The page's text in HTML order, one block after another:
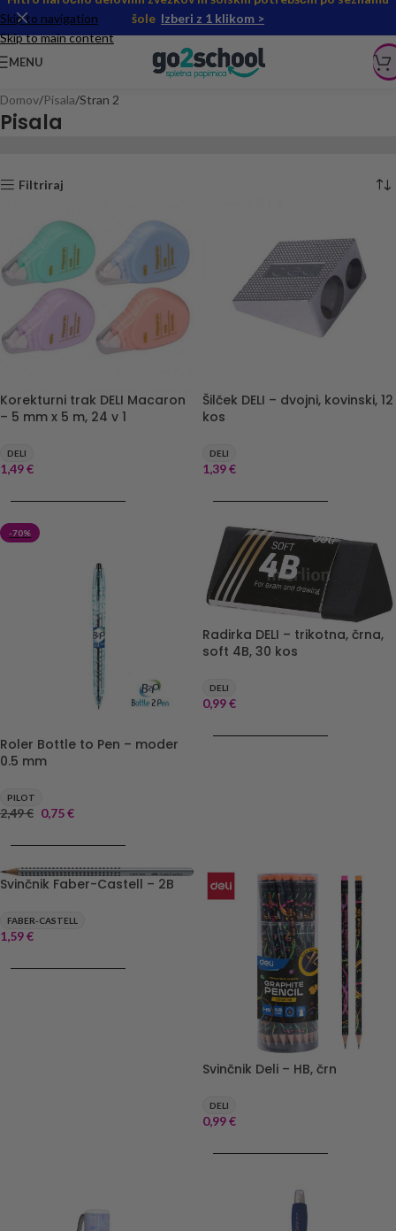
Skip to navigation
Skip to main content
šole Izberi z 1 klikom >
MENU
Domov Pisala Stran 2
Pisala
Filtriraj
Korekturni trak DELI Macaron
– 5 mm x 5 m, 24 v 1
DELI
1,49€
Šilček DELI – dvojni, kovinski, 12
kos
DELI
1,39€
-70%
Roler Bottle to Pen – moder
0.5 mm
PILOT
2,49€ 0,75€
Radirka DELI – trikotna, črna,
soft 4B, 30 kos
DELI
0,99€
Svinčnik Faber-Castell – 2B
FABER-CASTELL
1,59€
Svinčnik Deli – HB, črn
DELI
0,99€